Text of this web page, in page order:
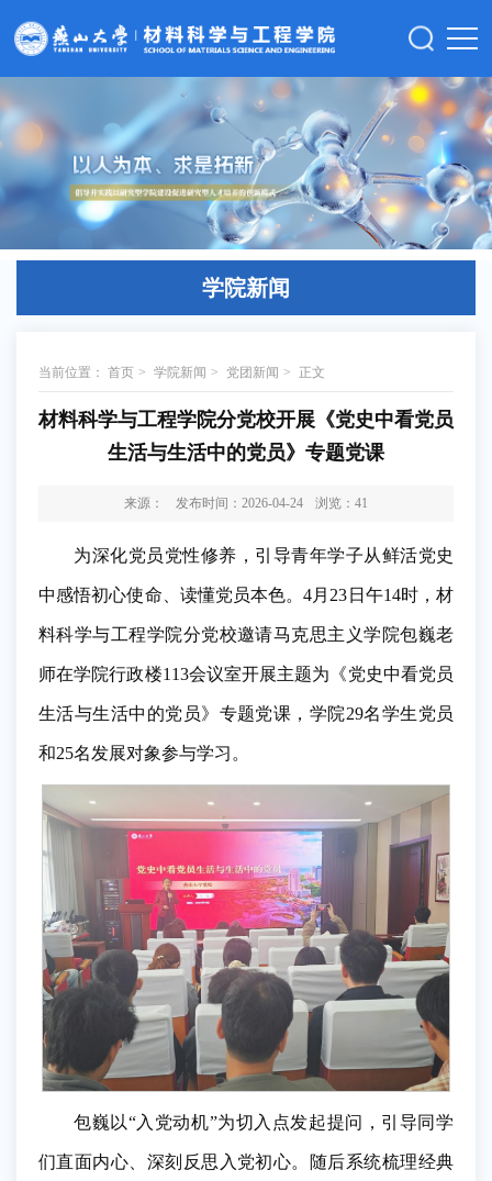
学院新闻
当前位置： 首页 > 学院新闻 > 党团新闻 > 正文
材料科学与工程学院分党校开展《党史中看党员
生活与生活中的党员》专题党课
来源： 发布时间：2026-04-24 浏览： 41
为深化党员党性修养，引导青年学子从鲜活党史
中感悟初心使命、读懂党员本色。4月23日午14时，材
料科学与工程学院分党校邀请马克思主义学院包巍老
师在学院行政楼113会议室开展主题为《党史中看党员
生活与生活中的党员》专题党课，学院29名学生党员
和25名发展对象参与学习。
包巍以“入党动机”为切入点发起提问，引导同学
们直面内心、深刻反思入党初心。随后系统梳理经典